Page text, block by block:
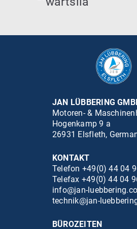
JAN LÜBBERING
Motoren- &
Hogenkamp 9 a
26931 Elsfleth,
KONTAKT
Telefon +49(0) 44 04
Telefax +49(0) 44 04
info@jan-
technik@jan-
BÜROZEITEN